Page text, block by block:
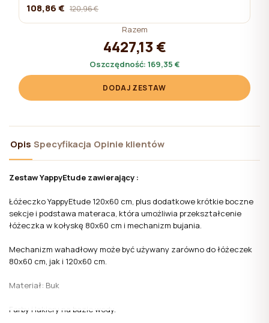
108,86 € 120,96 €
Razem
4427,13 €
Oszczędność: 169,35 €
DODAJ ZESTAW
Opis Specyfikacja Opinie klientów
Zestaw YappyEtude zawierający :
Łóżeczko YappyEtude 120x60 cm, plus dodatkowe krótkie boczne
sekcje i podstawa materaca, która umożliwia przekształcenie
łóżeczka w kołyskę 80x60 cm i mechanizm bujania.
Mechanizm wahadłowy może być używany zarówno do łóżeczek
80x60 cm, jak i 120x60 cm.
Materiał: Buk
Farby i lakiery na bazie wody.